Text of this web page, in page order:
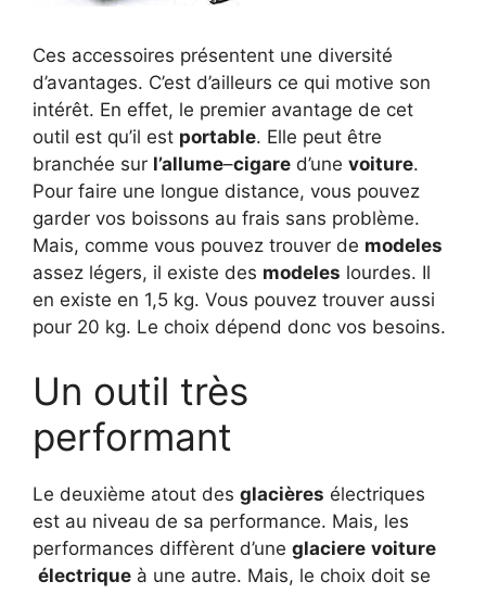
Ces accessoires présentent une diversité
d’avantages. C’est d’ailleurs ce qui motive son
intérêt. En effet, le premier avantage de cet
outil est qu’il est portable. Elle peut être
branchée sur l’allume–cigare d’une voiture.
Pour faire une longue distance, vous pouvez
garder vos boissons au frais sans problème.
Mais, comme vous pouvez trouver de modeles
assez légers, il existe des modeles lourdes. Il
en existe en 1,5 kg. Vous pouvez trouver aussi
pour 20 kg. Le choix dépend donc vos besoins.
Un outil très
performant
Le deuxième atout des glacières électriques
est au niveau de sa performance. Mais, les
performances diffèrent d’une glaciere voiture
électrique à une autre. Mais, le choix doit se